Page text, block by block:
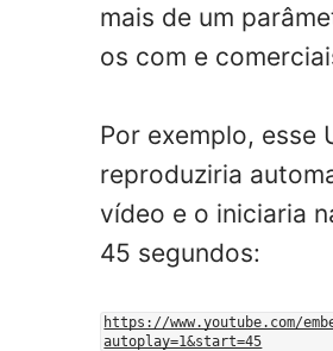
mais de um
os com e
Por exemplo, esse
reproduziria
vídeo e o iniciaria
45 segundos:
https://www.youtube.com/
autoplay=1&start=45